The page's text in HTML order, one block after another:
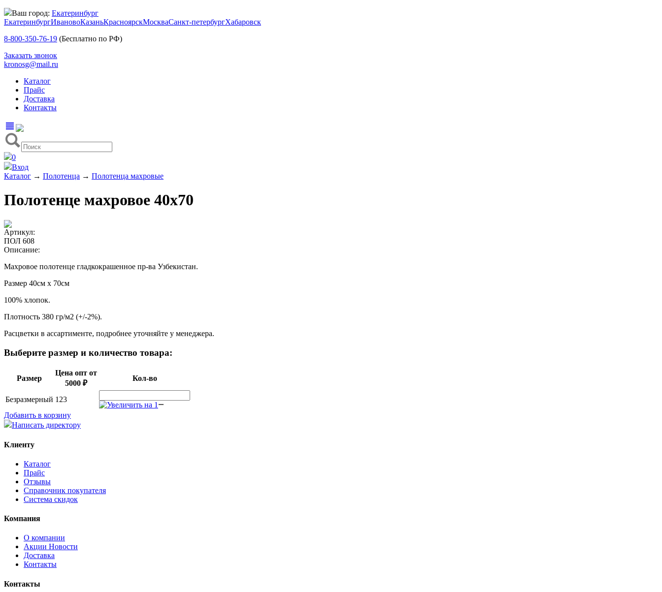
Ваш город: Екатеринбург
ЕкатеринбургИвановоКазаньКрасноярскМоскваСанкт-петербургХабаровск
8-800-350-76-19 (Бесплатно по РФ)
Заказать звонок
kronosg@mail.ru
Каталог
Прайс
Доставка
Контакты
view_headline
0
Вход
Каталог → Полотенца → Полотенца махровые
Полотенце махровое 40х70
Артикул:
ПОЛ 608
Описание:
Махровое полотенце гладкокрашенное пр-ва Узбекистан.
Размер 40см х 70см
100% хлопок.
Плотность 380 гр/м2 (+/-2%).
Расцветки в ассартименте, подробнее уточняйте у менеджера.
Выберите размер и количество товара:
Размер
Цена опт от
5000 ₽
Кол-во
Безразмерный 123
Добавить в корзину
Написать директору
Клиенту
Каталог
Прайс
Отзывы
Справочник покупателя
Система скидок
Компания
О компании
Aкции Новости
Доставка
Контакты
Контакты